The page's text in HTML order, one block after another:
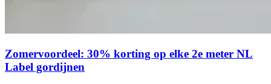
Zomervoordeel: 30% korting op elke 2e meter NL
Label gordijnen